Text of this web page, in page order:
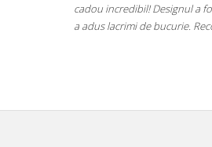
cadou incredibil! Designul a
a adus lacrimi de bucurie.